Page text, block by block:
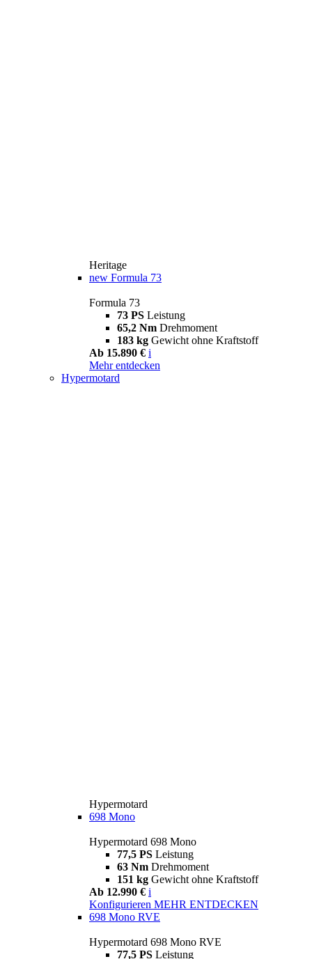
Heritage
new Formula 73
Formula 73
73 PS Leistung
65,2 Nm Drehmoment
183 kg Gewicht ohne Kraftstoff
Ab 15.890 € i
Mehr entdecken
Hypermotard
Hypermotard
698 Mono
Hypermotard 698 Mono
77,5 PS Leistung
63 Nm Drehmoment
151 kg Gewicht ohne Kraftstoff
Ab 12.990 € i
Konfigurieren MEHR ENTDECKEN
698 Mono RVE
Hypermotard 698 Mono RVE
77,5 PS Leistung